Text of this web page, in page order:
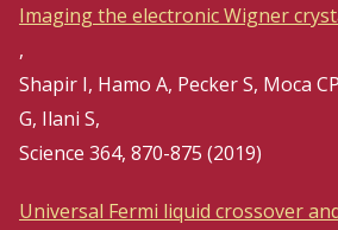
Imaging the electronic Wigner
,
Shapir I, Hamo A, Pecker S, Moca
G, Ilani S,
Science 364, 870-875 (2019)
Universal Fermi liquid crossover